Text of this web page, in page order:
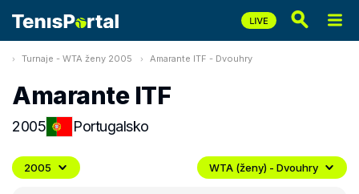
Turnaje - WTA ženy 2005 Amarante ITF - Dvouhry
Amarante ITF
2005 Portugalsko
2005 WTA (ženy) - Dvouhry